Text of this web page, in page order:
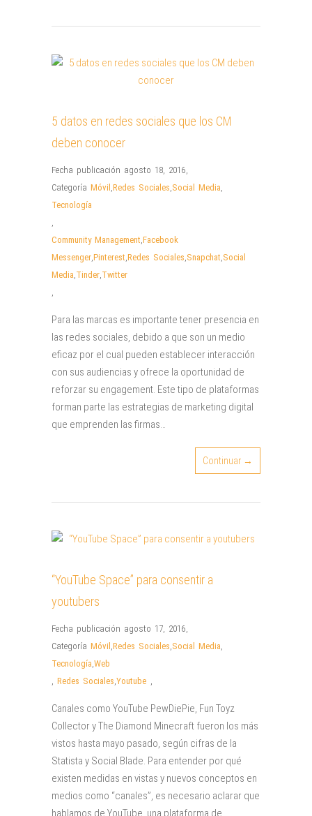
5 datos en redes sociales que los CM
deben conocer
Fecha publicación agosto 18, 2016,
Categoría Móvil ,Redes Sociales,Social Media,
Tecnología
,
Community Management,Facebook
Messenger,Pinterest,Redes Sociales,Snapchat,Social
Media,Tinder,Twitter
,
Para las marcas es importante tener presencia en
las redes sociales, debido a que son un medio
eficaz por el cual pueden establecer interacción
con sus audiencias y ofrece la oportunidad de
reforzar su engagement. Este tipo de plataformas
forman parte las estrategias de marketing digital
que emprenden las firmas…
Continuar →
“YouTube Space” para consentir a
youtubers
Fecha publicación agosto 17, 2016,
Categoría Móvil ,Redes Sociales,Social Media,
Tecnología,Web
, Redes Sociales,Youtube ,
Canales como YouTube PewDiePie, Fun Toyz
Collector y The Diamond Minecraft fueron los más
vistos hasta mayo pasado, según cifras de la
Statista y Social Blade. Para entender por qué
existen medidas en vistas y nuevos conceptos en
medios como “canales”, es necesario aclarar que
hablamos de YouTube, una plataforma de